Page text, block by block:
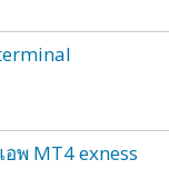
อพ MT4 exness